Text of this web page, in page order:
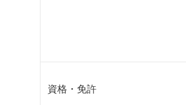
資格・免許